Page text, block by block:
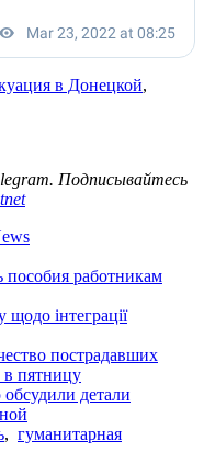
в Донецкой,
Подписывайтесь
пособия работникам
інтеграції
пострадавших
пятницу
детали
, гуманитарная